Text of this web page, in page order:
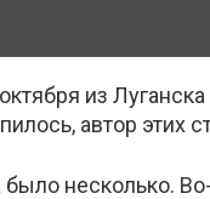
из
автор
было несколько.